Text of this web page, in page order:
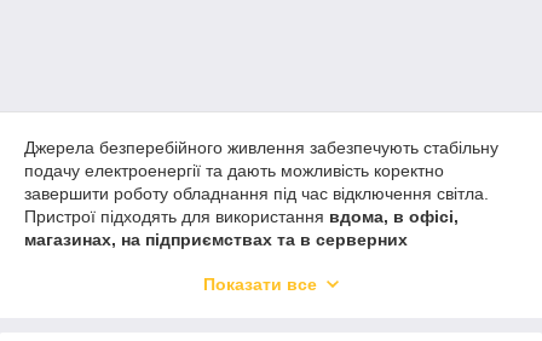
Джерела безперебійного живлення забезпечують стабільну
подачу електроенергії та дають можливість коректно
завершити роботу обладнання під час відключення світла.
Пристрої підходять для використання вдома, в офісі,
магазинах, на підприємствах та в серверних
Використання якісного ДБЖ допомагає продовжити термін
Показати все